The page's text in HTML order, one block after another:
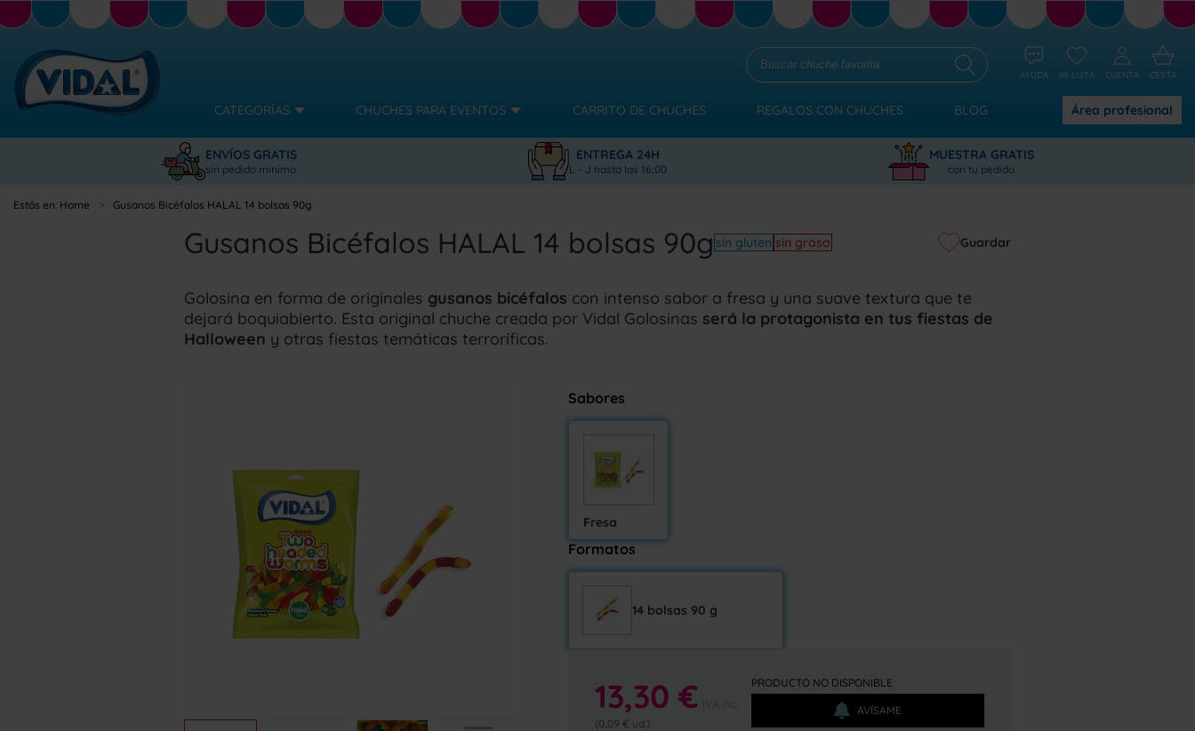
AYUDA MI LISTA CUENTA CESTA
CATEGORÍAS CHUCHES PARA EVENTOS CARRITO DE CHUCHES REGALOS CON CHUCHES BLOG Área profesional
ENVÍOS GRATIS
sin pedido mínimo
ENTREGA 24H
L - J hasta las 16:00
MUESTRA GRATIS
con tu pedido
Home Gusanos Bicéfalos HALAL 14 bolsas 90g
Gusanos Bicéfalos HALAL 14 bolsas 90g sin gluten sin grasa Guardar
Golosina en forma de originales gusanos bicéfalos con intenso sabor a fresa y una suave textura que te
dejará boquiabierto. Esta original chuche creada por Vidal Golosinas será la protagonista en tus fiestas de
Halloween y otras fiestas temáticas terroríficas.
Sabores
Fresa
Formatos
14 bolsas 90 g
13,30 €
(0,09 € ud.)
PRODUCTO NO DISPONIBLE
AVÍSAME